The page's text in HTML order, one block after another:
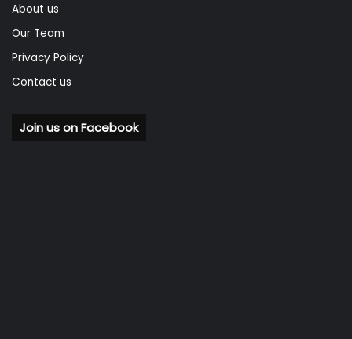
About us
Our Team
Privacy Policy
Contact us
Join us on Facebook